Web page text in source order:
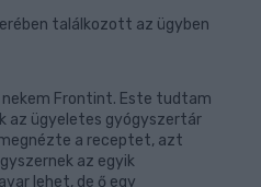
találkozott az ügyben
Frontint. Este tudtam
az ügyeletes gyógyszertár
a receptet, azt
az egyik
lehet, de ő egy